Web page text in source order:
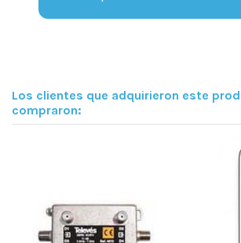
Los clientes que adquirieron este
compraron: